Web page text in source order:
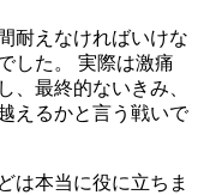
耐えなければいけな
した。 実際は激痛
、最終的ないきみ、
えるかと言う戦いで
は本当に役に立ちま